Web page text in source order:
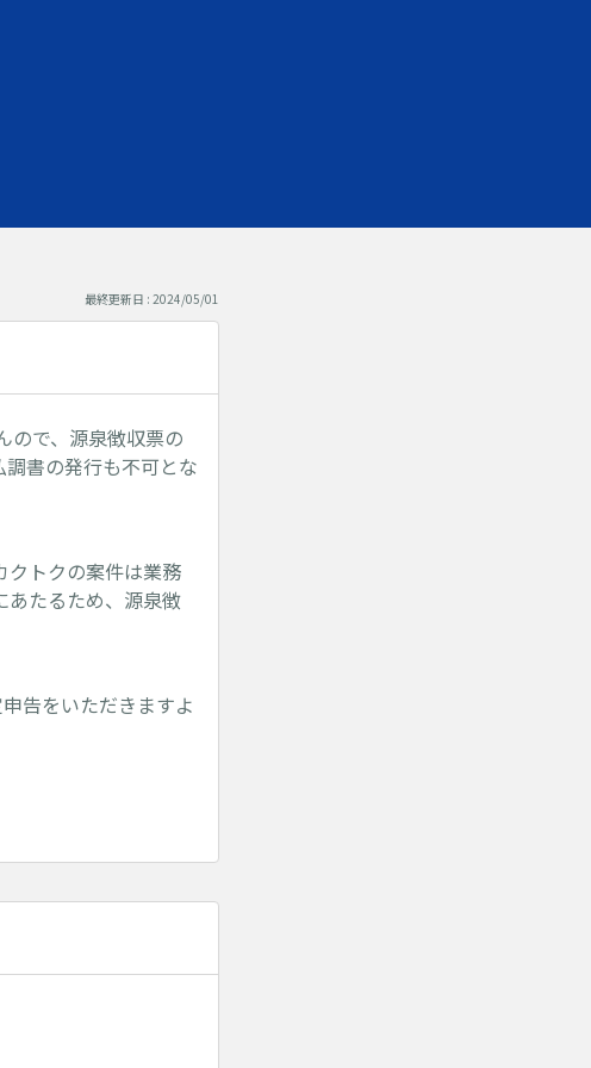
最終更新日 : 2024/05/01
ので、源泉徴収票の
書の発行も不可とな
クトクの案件は業務
あたるため、源泉徴
告をいただきますよ